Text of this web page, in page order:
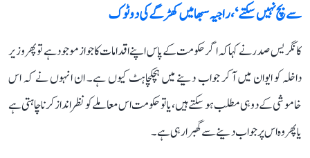
سے بچ نہیں سکتے‘، راجیہ سبھا میں کھڑگے کی دو ٹوک
کانگریس صدر نے کہا کہ اگر حکومت کے پاس اپنے اقدامات کا جواز موجود ہے تو پھر وزیر
داخلہ کو ایوان میں آ کر جواب دینے میں ہچکچاہٹ کیوں ہے۔ ان انہوں نے کہ اس
خاموشی کے دو ہی مطلب ہو سکتے ہیں، یا تو حکومت اس معاملے کو نظر انداز کرنا چاہتی ہے
یا پھر وہ اس پر جواب دینے سے گھبرا رہی ہے۔